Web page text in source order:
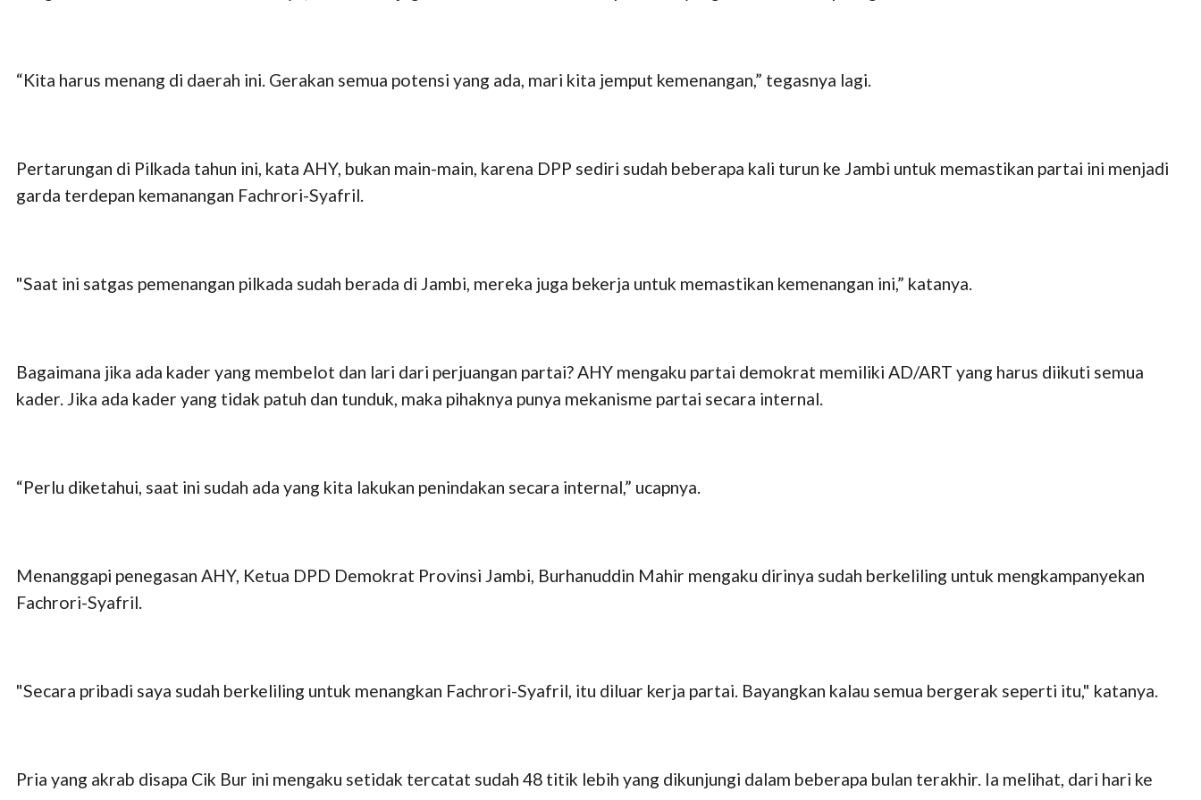
“Kita harus menang di daerah ini. Gerakan semua potensi yang ada, mari kita jemput kemenangan,” tegasnya lagi.
Pertarungan di Pilkada tahun ini, kata AHY, bukan main-main, karena DPP sediri sudah beberapa kali turun ke Jambi untuk memastikan partai ini menjadi
garda terdepan kemanangan Fachrori-Syafril.
"Saat ini satgas pemenangan pilkada sudah berada di Jambi, mereka juga bekerja untuk memastikan kemenangan ini,” katanya.
Bagaimana jika ada kader yang membelot dan lari dari perjuangan partai? AHY mengaku partai demokrat memiliki AD/ART yang harus diikuti semua
kader. Jika ada kader yang tidak patuh dan tunduk, maka pihaknya punya mekanisme partai secara internal.
“Perlu diketahui, saat ini sudah ada yang kita lakukan penindakan secara internal,” ucapnya.
Menanggapi penegasan AHY, Ketua DPD Demokrat Provinsi Jambi, Burhanuddin Mahir mengaku dirinya sudah berkeliling untuk mengkampanyekan
Fachrori-Syafril.
"Secara pribadi saya sudah berkeliling untuk menangkan Fachrori-Syafril, itu diluar kerja partai. Bayangkan kalau semua bergerak seperti itu," katanya.
Pria yang akrab disapa Cik Bur ini mengaku setidak tercatat sudah 48 titik lebih yang dikunjungi dalam beberapa bulan terakhir. Ia melihat, dari hari ke